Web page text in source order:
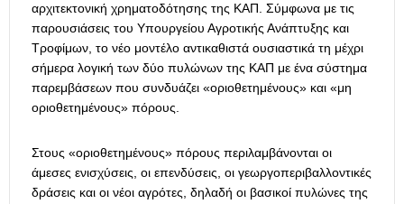
αρχιτεκτονική χρηματοδότησης της ΚΑΠ. Σύμφωνα με τις
παρουσιάσεις του Υπουργείου Αγροτικής Ανάπτυξης και
Τροφίμων, το νέο μοντέλο αντικαθιστά ουσιαστικά τη μέχρι
σήμερα λογική των δύο πυλώνων της ΚΑΠ με ένα σύστημα
παρεμβάσεων που συνδυάζει «οριοθετημένους» και «μη
οριοθετημένους» πόρους.
Στους «οριοθετημένους» πόρους περιλαμβάνονται οι
άμεσες ενισχύσεις, οι επενδύσεις, οι γεωργοπεριβαλλοντικές
δράσεις και οι νέοι αγρότες, δηλαδή οι βασικοί πυλώνες της